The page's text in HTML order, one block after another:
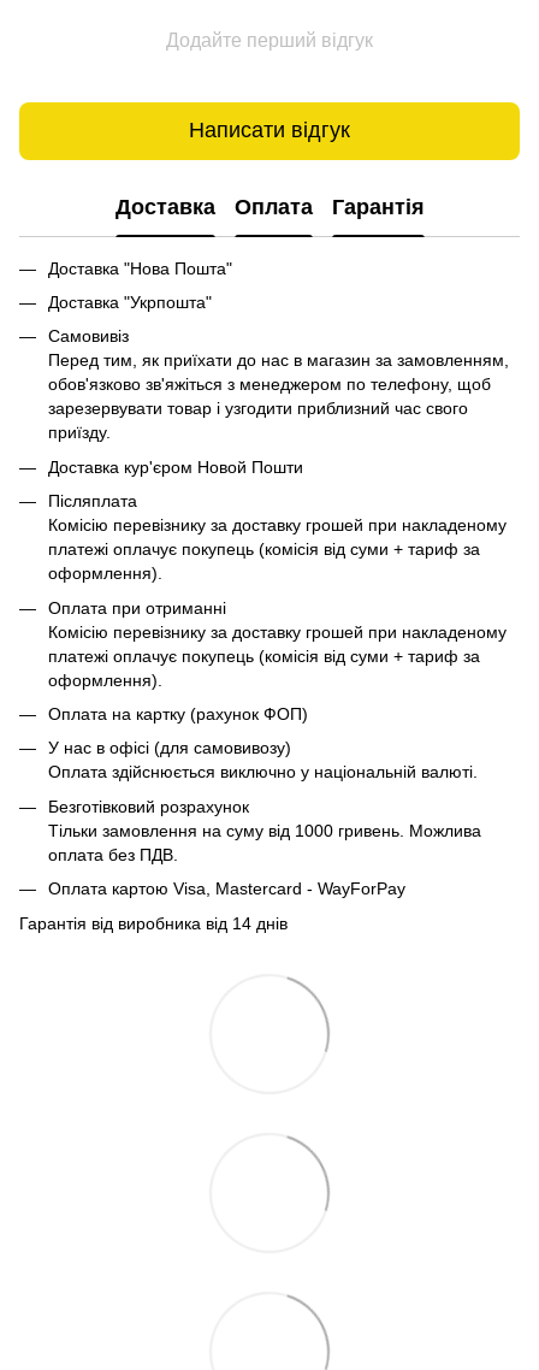
Додайте перший відгук
Написати відгук
Доставка Оплата Гарантія
Доставка "Нова Пошта"
Доставка "Укрпошта"
Самовивіз
Перед тим, як приїхати до нас в магазин за замовленням,
обов'язково зв'яжіться з менеджером по телефону, щоб
зарезервувати товар і узгодити приблизний час свого
приїзду.
Доставка кур'єром Новой Пошти
Післяплата
Комісію перевізнику за доставку грошей при накладеному
платежі оплачує покупець (комісія від суми + тариф за
оформлення).
Оплата при отриманні
Комісію перевізнику за доставку грошей при накладеному
платежі оплачує покупець (комісія від суми + тариф за
оформлення).
Оплата на картку (рахунок ФОП)
У нас в офісі (для самовивозу)
Оплата здійснюється виключно у національній валюті.
Безготівковий розрахунок
Тільки замовлення на суму від 1000 гривень. Можлива
оплата без ПДВ.
Оплата картою Visa, Mastercard - WayForPay
Гарантія від виробника від 14 днів